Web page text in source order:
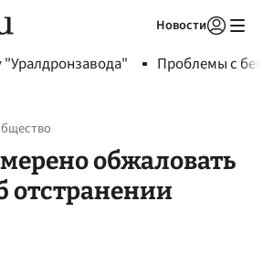
Новости
"Уралдронзавода" Проблемы с
обжаловать
отстранении